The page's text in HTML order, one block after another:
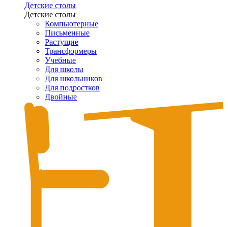
Детские столы
Детские столы
Компьютерные
Письменные
Растущие
Трансформеры
Учебные
Для школы
Для школьников
Для подростков
Двойные